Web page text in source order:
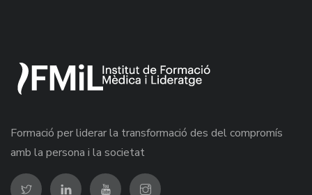
Formació per liderar la transformació des del compromís
amb la persona i la societat